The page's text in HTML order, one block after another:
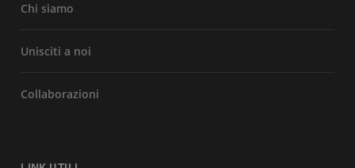
Chi siamo
Unisciti a noi
Collaborazioni